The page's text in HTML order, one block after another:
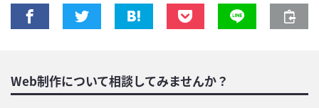
Web制作について相談してみませんか？